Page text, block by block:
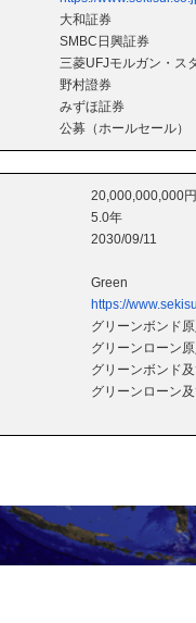
大和証券
SMBC日興証券
三菱UFJモルガン・ス
野村證券
みずほ証券
公募（ホールセール）
20,000,000,000円
5.0年
2030/09/11
Green
https://
グリーンボンド
グリーンローン
グリーンボンド
グリーンローン